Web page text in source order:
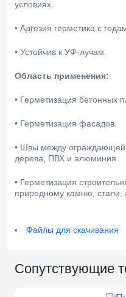
условиях.
• Адгезия герметика с
• Устойчив к УФ-лучам.
Область применения:
• Герметизация бетонных
• Герметизация фасадов.
• Швы между ограждающей
дерева, ПВХ и алюминия.
• Герметизация
природному камню, стали,
Файлы для скачивания
Сопутствующие